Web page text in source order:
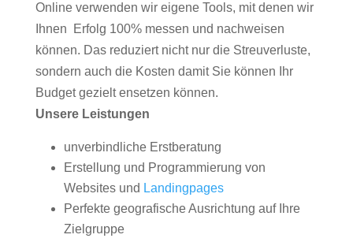
Online verwenden wir eigene Tools, mit denen wir
Ihnen Erfolg 100% messen und nachweisen
können. Das reduziert nicht nur die Streuverluste,
sondern auch die Kosten damit Sie können Ihr
Budget gezielt ensetzen können.
Unsere Leistungen
unverbindliche Erstberatung
Erstellung und Programmierung von
Websites und Landingpages
Perfekte geografische Ausrichtung auf Ihre
Zielgruppe